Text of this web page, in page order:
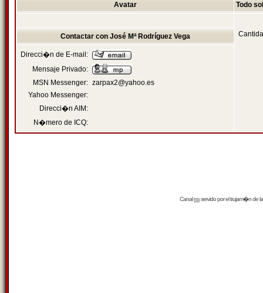
Avatar Todo
Contactar con José Mª Rodríguez Vega
Direcci�n de E-mail:
Mensaje Privado:
MSN Messenger: zarpax2@yahoo.es
Yahoo Messenger:
Direcci�n AIM:
N�mero de ICQ:
Canalrssservido por eltrujam�nde